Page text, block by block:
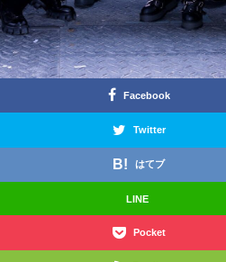
Facebook
Twitter
はてブ
LINE
Pocket